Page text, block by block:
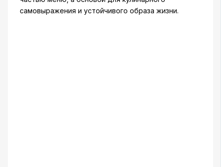
самовыражения и устойчивого образа жизни.